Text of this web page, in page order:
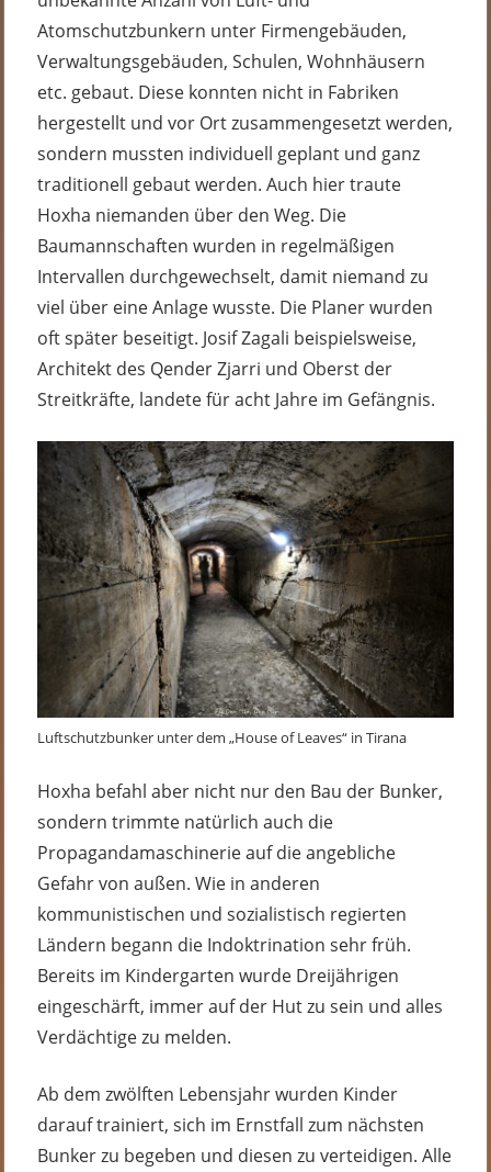
Atomschutzbunkern unter Firmengebäuden,
Verwaltungsgebäuden, Schulen, Wohnhäusern
etc. gebaut. Diese konnten nicht in Fabriken
hergestellt und vor Ort zusammengesetzt werden,
sondern mussten individuell geplant und ganz
traditionell gebaut werden. Auch hier traute
Hoxha niemanden über den Weg. Die
Baumannschaften wurden in regelmäßigen
Intervallen durchgewechselt, damit niemand zu
viel über eine Anlage wusste. Die Planer wurden
oft später beseitigt. Josif Zagali beispielsweise,
Architekt des Qender Zjarri und Oberst der
Streitkräfte, landete für acht Jahre im Gefängnis.
Luftschutzbunker unter dem „House of Leaves“ in Tirana
Hoxha befahl aber nicht nur den Bau der Bunker,
sondern trimmte natürlich auch die
Propagandamaschinerie auf die angebliche
Gefahr von außen. Wie in anderen
kommunistischen und sozialistisch regierten
Ländern begann die Indoktrination sehr früh.
Bereits im Kindergarten wurde Dreijährigen
eingeschärft, immer auf der Hut zu sein und alles
Verdächtige zu melden.
Ab dem zwölften Lebensjahr wurden Kinder
darauf trainiert, sich im Ernstfall zum nächsten
Bunker zu begeben und diesen zu verteidigen. Alle